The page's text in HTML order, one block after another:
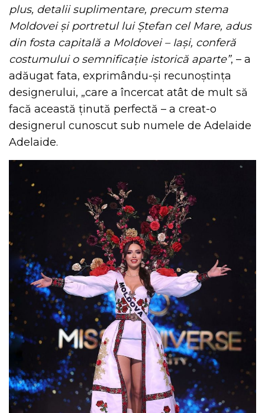
plus, detalii suplimentare, precum stema
Moldovei și portretul lui Ștefan cel Mare, adus
din fosta capitală a Moldovei – Iași, conferă
costumului o semnificație istorică aparte”, – a
adăugat fata, exprimându-și recunoștința
designerului, „care a încercat atât de mult să
facă această ținută perfectă – a creat-o
designerul cunoscut sub numele de Adelaide
Adelaide.